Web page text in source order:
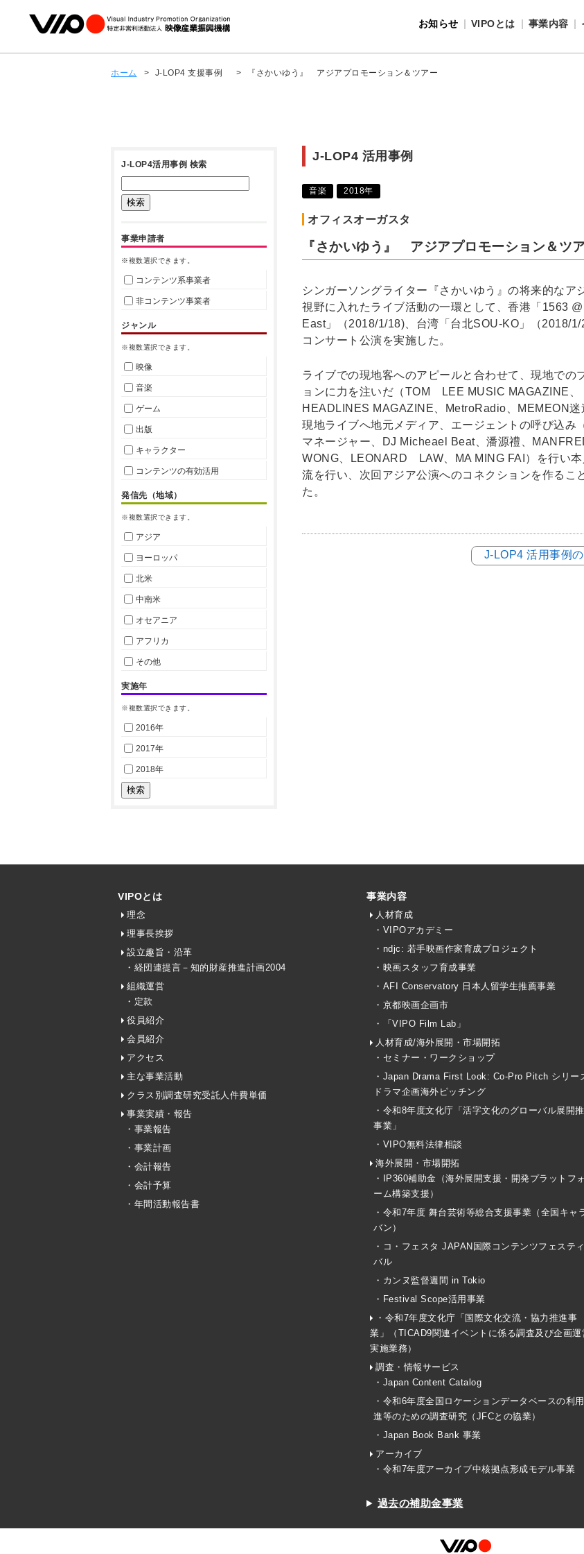
お知らせ VIPOとは
VIPOとは
事業内容
ホーム > J-LOP4 支援事例 > 『さかいゆう』 アジアプロモーション＆ツアー
J-LOP4 活用事例
音楽 2018年
オフィスオーガスタ
『さかいゆう』 アジアプロモーション＆ツ
シンガーソングライター『さかいゆう』の将来的なア
視野に入れたライブ活動の一環として、香港「1563
East」（2018/1/18)、台湾「台北SOU-KO」（2018/1/
コンサート公演を実施した。
ライブでの現地客へのアピールと合わせて、現地での
ョンに力を注いだ（TOM LEE MUSIC MAGAZINE、
HEADLINES MAGAZINE、MetroRadio、MEMEON迷
現地ライブへ地元メディア、エージェントの呼び込み
マネージャー、DJ Micheael Beat、潘源禮、
WONG、LEONARD LAW、MA MING FAI）を行い本
流を行い、次回アジア公演へのコネクションを作るこ
た。
J-LOP4 活用事例
J-LOP4活用事例 検索
事業申請者
※複数選択できます。
コンテンツ系事業者
非コンテンツ事業者
ジャンル
※複数選択できます。
映像
音楽
ゲーム
出版
キャラクター
コンテンツの有効活用
発信先（地域）
※複数選択できます。
アジア
ヨーロッパ
北米
中南米
オセアニア
アフリカ
その他
実施年
※複数選択できます。
2016年
2017年
2018年
VIPOとは
理念
理事長挨拶
設立趣旨・沿革
・経団連提言－知的財産推進計画2004
組織運営
・定款
役員紹介
会員紹介
アクセス
主な事業活動
クラス別調査研究受託人件費単価
事業実績・報告
・事業報告
・事業計画
・会計報告
・会計予算
・年間活動報告書
事業内容
人材育成
・VIPOアカデミー
・ndjc: 若手映画作家育成プロジェクト
・映画スタッフ育成事業
・AFI Conservatory 日本人留学生推薦事業
・京都映画企画市
・「VIPO Film Lab」
人材育成/海外展開・市場開拓
・セミナー・ワークショップ
・Japan Drama First Look: Co-Pro Pitch シリー
ドラマ企画海外ピッチング
・令和8年度文化庁「活字文化のグローバル展開
事業」
・VIPO無料法律相談
海外展開・市場開拓
・IP360補助金（海外展開支援・開発プラットフォ
ーム構築支援）
・令和7年度 舞台芸術等総合支援事業（全国キャ
バン）
・コ・フェスタ JAPAN国際コンテンツフェスティ
バル
・カンヌ監督週間 in Tokio
・Festival Scope活用事業
・令和7年度文化庁「国際文化交流・協力推進事
業」（TICAD9関連イベントに係る調査及び企画運
実施業務）
調査・情報サービス
・Japan Content Catalog
・令和6年度全国ロケーションデータベースの利
進等のための調査研究（JFCとの協業）
・Japan Book Bank 事業
アーカイブ
・令和7年度アーカイブ中核拠点形成モデル事業
過去の補助金事業